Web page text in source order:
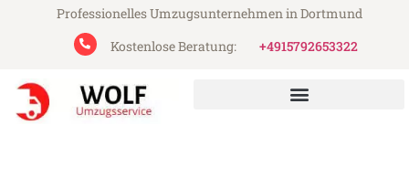
Professionelles Umzugsunternehmen in Dortmund
Kostenlose Beratung:
+4915792653322